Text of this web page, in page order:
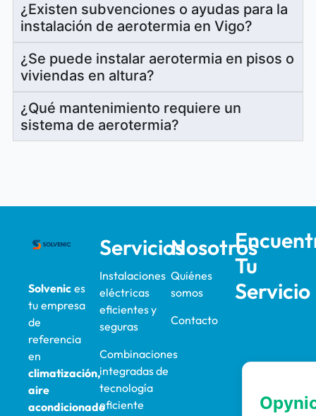
¿Existen subvenciones o ayudas para la
instalación de aerotermia en Vigo?
¿Se puede instalar aerotermia en pisos o
viviendas en altura?
¿Qué mantenimiento requiere un
sistema de aerotermia?
Solvenic es
tu empresa
de
referencia
en
climatización,
aire
acondicionado
Servicios
Instalaciones
eléctricas
eficientes y
seguras
Combinaciones
integradas de
tecnología
eficiente
Nosotros
Quiénes
somos
Contacto
Tu
Servicio